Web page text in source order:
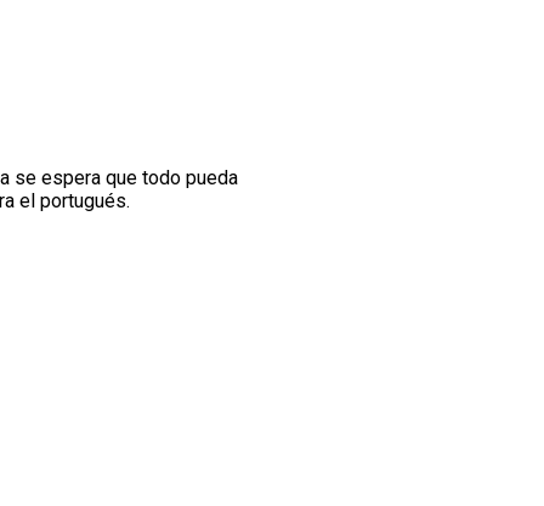
se espera que todo pueda
el portugués.